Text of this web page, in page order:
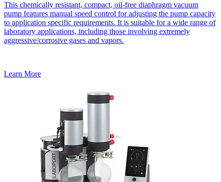
This chemically resistant, compact, oil-free diaphragm vacuum
pump features manual speed control for adjusting the pump capacity
to application specific requirements. It is suitable for a wide range of
laboratory applications, including those involving extremely
aggressive/corrosive gases and vapors.
Learn More